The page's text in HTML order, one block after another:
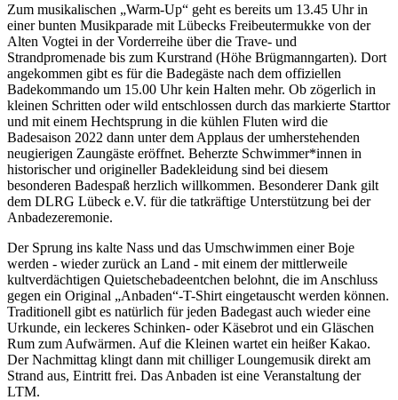
Zum musikalischen „Warm-Up“ geht es bereits um 13.45 Uhr in
einer bunten Musikparade mit Lübecks Freibeutermukke von der
Alten Vogtei in der Vorderreihe über die Trave- und
Strandpromenade bis zum Kurstrand (Höhe Brügmanngarten). Dort
angekommen gibt es für die Badegäste nach dem offiziellen
Badekommando um 15.00 Uhr kein Halten mehr. Ob zögerlich in
kleinen Schritten oder wild entschlossen durch das markierte Starttor
und mit einem Hechtsprung in die kühlen Fluten wird die
Badesaison 2022 dann unter dem Applaus der umherstehenden
neugierigen Zaungäste eröffnet. Beherzte Schwimmer*innen in
historischer und origineller Badekleidung sind bei diesem
besonderen Badespaß herzlich willkommen. Besonderer Dank gilt
dem DLRG Lübeck e.V. für die tatkräftige Unterstützung bei der
Anbadezeremonie.
Der Sprung ins kalte Nass und das Umschwimmen einer Boje
werden - wieder zurück an Land - mit einem der mittlerweile
kultverdächtigen Quietschebadeentchen belohnt, die im Anschluss
gegen ein Original „Anbaden“-T-Shirt eingetauscht werden können.
Traditionell gibt es natürlich für jeden Badegast auch wieder eine
Urkunde, ein leckeres Schinken- oder Käsebrot und ein Gläschen
Rum zum Aufwärmen. Auf die Kleinen wartet ein heißer Kakao.
Der Nachmittag klingt dann mit chilliger Loungemusik direkt am
Strand aus, Eintritt frei. Das Anbaden ist eine Veranstaltung der
LTM.